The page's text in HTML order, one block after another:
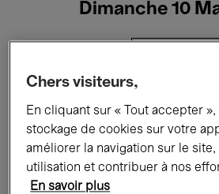
Dimanche 10
Tous les événements
Expositions
Rencontres & Débats
Chers visiteurs,
En cliquant sur « Tout accepter
stockage de cookies sur votre
améliorer la navigation sur le site,
utilisation et contribuer à nos
En savoir plus